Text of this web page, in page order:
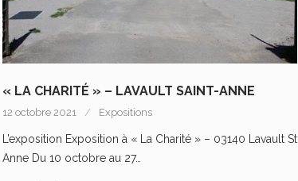
« LA CHARITÉ » – LAVAULT SAINT-ANNE
12 octobre 2021 Expositions
L’exposition Exposition à « La Charité » – 03140 Lavault St
Anne Du 10 octobre au 27…